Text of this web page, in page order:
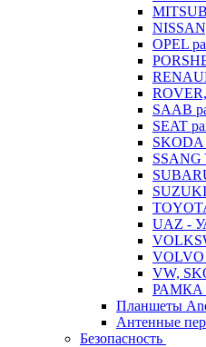
OPEL
SAAB
SEAT
SKODA
SSANG
UAZ -
VOLVO
VW,
РАМКА
Планшеты
Антенные
Безопасность